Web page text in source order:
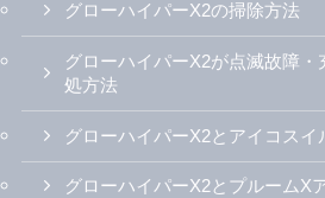
グローハイパーX2の掃除方法
グローハイパーX2が点滅故障・
処方法
グローハイパーX2とアイコスイ
グローハイパーX2とプルームX